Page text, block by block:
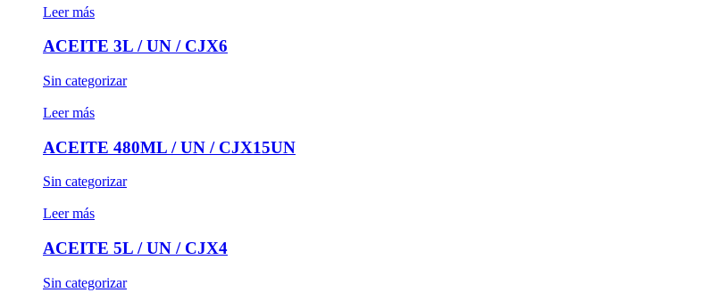
Leer más
ACEITE 3L / UN / CJX6
Sin categorizar
Leer más
ACEITE 480ML / UN / CJX15UN
Sin categorizar
Leer más
ACEITE 5L / UN / CJX4
Sin categorizar